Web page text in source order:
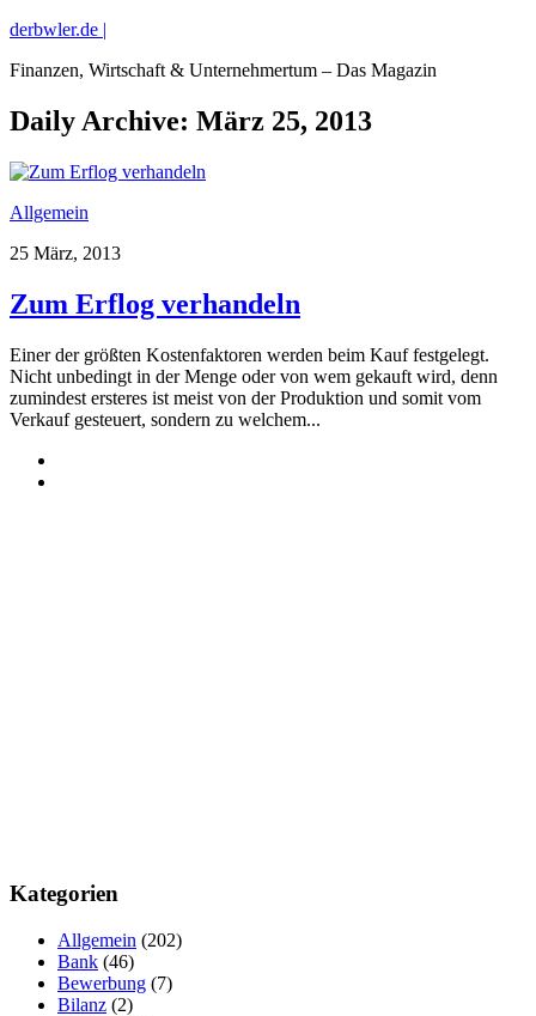
derbwler.de |
Finanzen, Wirtschaft & Unternehmertum – Das Magazin
Daily Archive: März 25, 2013
Allgemein
25 März, 2013
Zum Erflog verhandeln
Einer der größten Kostenfaktoren werden beim Kauf festgelegt.
Nicht unbedingt in der Menge oder von wem gekauft wird, denn
zumindest ersteres ist meist von der Produktion und somit vom
Verkauf gesteuert, sondern zu welchem...
Kategorien
Allgemein (202)
Bank (46)
Bewerbung (7)
Bilanz (2)